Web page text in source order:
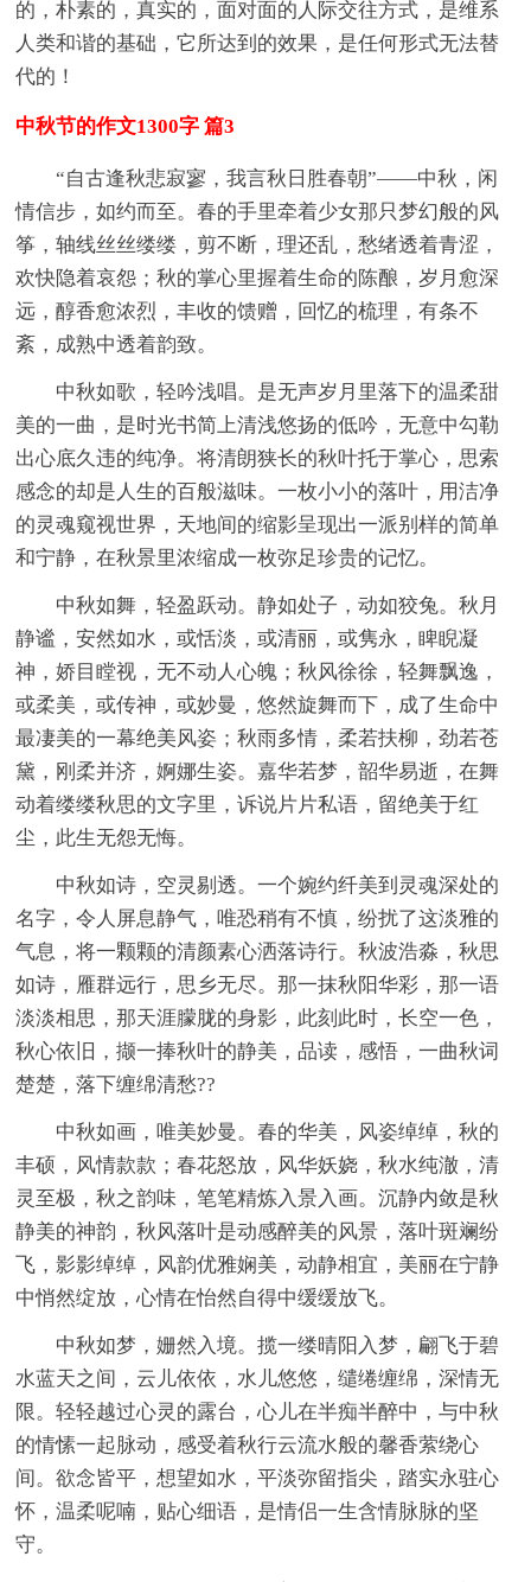
的，朴素的，真实的，面对面的人际交往方式，是维系
人类和谐的基础，它所达到的效果，是任何形式无法替
代的！
中秋节的作文1300字 篇3
“自古逢秋悲寂寥，我言秋日胜春朝”——中秋，闲
情信步，如约而至。春的手里牵着少女那只梦幻般的风
筝，轴线丝丝缕缕，剪不断，理还乱，愁绪透着青涩，
欢快隐着哀怨；秋的掌心里握着生命的陈酿，岁月愈深
远，醇香愈浓烈，丰收的馈赠，回忆的梳理，有条不
紊，成熟中透着韵致。
中秋如歌，轻吟浅唱。是无声岁月里落下的温柔甜
美的一曲，是时光书简上清浅悠扬的低吟，无意中勾勒
出心底久违的纯净。将清朗狭长的秋叶托于掌心，思索
感念的却是人生的百般滋味。一枚小小的落叶，用洁净
的灵魂窥视世界，天地间的缩影呈现出一派别样的简单
和宁静，在秋景里浓缩成一枚弥足珍贵的记忆。
中秋如舞，轻盈跃动。静如处子，动如狡兔。秋月
静谧，安然如水，或恬淡，或清丽，或隽永，睥睨凝
神，娇目瞠视，无不动人心魄；秋风徐徐，轻舞飘逸，
或柔美，或传神，或妙曼，悠然旋舞而下，成了生命中
最凄美的一幕绝美风姿；秋雨多情，柔若扶柳，劲若苍
黛，刚柔并济，婀娜生姿。嘉华若梦，韶华易逝，在舞
动着缕缕秋思的文字里，诉说片片私语，留绝美于红
尘，此生无怨无悔。
中秋如诗，空灵剔透。一个婉约纤美到灵魂深处的
名字，令人屏息静气，唯恐稍有不慎，纷扰了这淡雅的
气息，将一颗颗的清颜素心洒落诗行。秋波浩淼，秋思
如诗，雁群远行，思乡无尽。那一抹秋阳华彩，那一语
淡淡相思，那天涯朦胧的身影，此刻此时，长空一色，
秋心依旧，撷一捧秋叶的静美，品读，感悟，一曲秋词
楚楚，落下缠绵清愁??
中秋如画，唯美妙曼。春的华美，风姿绰绰，秋的
丰硕，风情款款；春花怒放，风华妖娆，秋水纯澈，清
灵至极，秋之韵味，笔笔精炼入景入画。沉静内敛是秋
静美的神韵，秋风落叶是动感醉美的风景，落叶斑斓纷
飞，影影绰绰，风韵优雅娴美，动静相宜，美丽在宁静
中悄然绽放，心情在怡然自得中缓缓放飞。
中秋如梦，姗然入境。揽一缕晴阳入梦，翩飞于碧
水蓝天之间，云儿依依，水儿悠悠，缱绻缠绵，深情无
限。轻轻越过心灵的露台，心儿在半痴半醉中，与中秋
的情愫一起脉动，感受着秋行云流水般的馨香萦绕心
间。欲念皆平，想望如水，平淡弥留指尖，踏实永驻心
怀，温柔呢喃，贴心细语，是情侣一生含情脉脉的坚
守。